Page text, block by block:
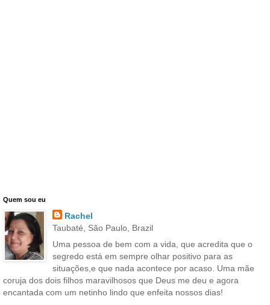
Quem sou eu
Rachel
Taubaté, São Paulo, Brazil
Uma pessoa de bem com a vida, que acredita que o
segredo está em sempre olhar positivo para as
situações,e que nada acontece por acaso. Uma mãe
coruja dos dois filhos maravilhosos que Deus me deu e agora
encantada com um netinho lindo que enfeita nossos dias!